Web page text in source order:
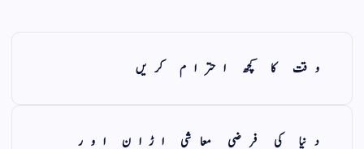
وقت کا کچھ احترام کریں
دنیا کی فرضی معاشی اڑان اور